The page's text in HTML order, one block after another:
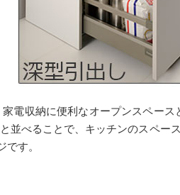
電収納に便利なオープンスペース
並べることで、キッチンのスペー
す。